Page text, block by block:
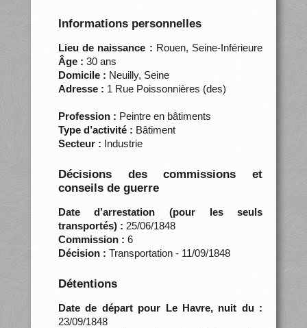
Informations personnelles
Lieu de naissance : Rouen, Seine-Inférieure
Âge : 30 ans
Domicile : Neuilly, Seine
Adresse : 1 Rue Poissonnières (des)
Profession : Peintre en bâtiments
Type d’activité : Bâtiment
Secteur : Industrie
Décisions des commissions et
conseils de guerre
Date d’arrestation (pour les seuls
transportés) : 25/06/1848
Commission : 6
Décision : Transportation - 11/09/1848
Détentions
Date de départ pour Le Havre, nuit du :
23/09/1848